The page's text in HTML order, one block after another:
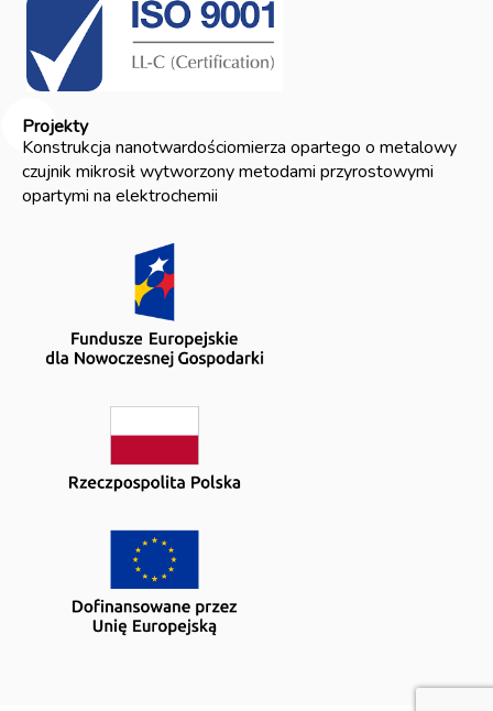
Projekty
Konstrukcja nanotwardościomierza opartego o metalowy
czujnik mikrosił wytworzony metodami przyrostowymi
opartymi na elektrochemii